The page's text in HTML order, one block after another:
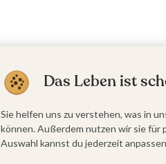
Das Leben ist
Sie helfen uns zu verstehen, was in
können. Außerdem nutzen wir sie
Auswahl kannst du jederzeit